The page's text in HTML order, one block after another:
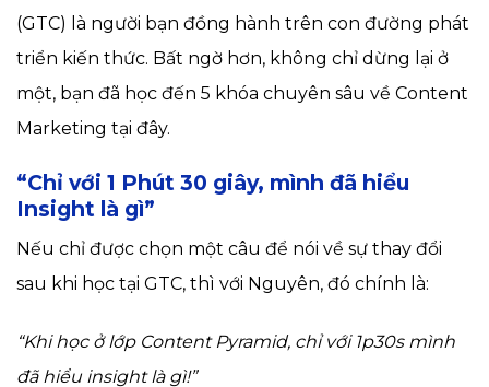
(GTC) là người bạn đồng hành trên con đường phát
triển kiến thức. Bất ngờ hơn, không chỉ dừng lại ở
một, bạn đã học đến 5 khóa chuyên sâu về Content
Marketing tại đây.
“Chỉ với 1 Phút 30 giây, mình đã hiểu
Insight là gì”
Nếu chỉ được chọn một câu để nói về sự thay đổi
sau khi học tại GTC, thì với Nguyên, đó chính là:
“Khi học ở lớp Content Pyramid, chỉ với 1p30s mình
đã hiểu insight là gì!”